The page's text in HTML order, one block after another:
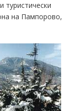
туристически
на Пампорово,